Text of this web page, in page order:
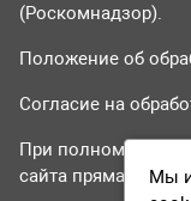
(Роскомнадзор).
Положение об
Согласие на
При полном или
сайта прямая
Мы